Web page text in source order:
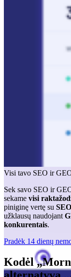
Visi tavo SEO ir
Sek savo SEO ir
sekame visi
piniginę vertę su
užklausų naudojant
konkurentais.
Pradėk 14 dienų
Kodėl